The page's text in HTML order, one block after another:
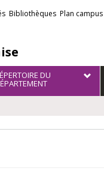
Bibliothèques Plan campus
DU